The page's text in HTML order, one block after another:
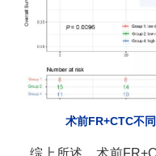
术前FR+CTC不
综上所述，术前